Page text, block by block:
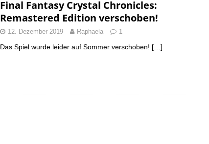
Final Fantasy Crystal Chronicles:
Remastered Edition verschoben!
12. Dezember 2019 Raphaela 1
Das Spiel wurde leider auf Sommer verschoben! […]